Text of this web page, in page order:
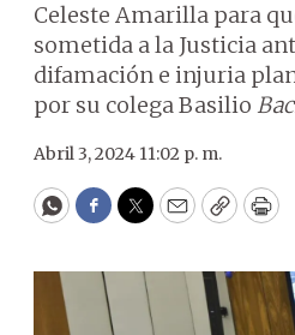
Celeste Amarilla para
sometida a la Justicia
difamación e injuria
por su colega Basilio
Abril 3, 2024 11:02 p. m.
WhatsApp
Facebook
Twitter
EmailCopy